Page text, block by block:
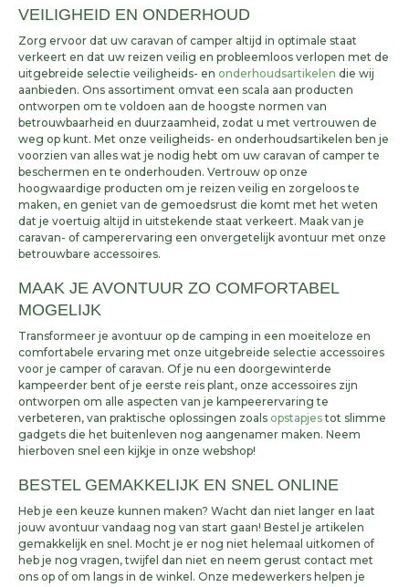
VEILIGHEID EN ONDERHOUD
Zorg ervoor dat uw caravan of camper altijd in optimale staat
verkeert en dat uw reizen veilig en probleemloos verlopen met de
uitgebreide selectie veiligheids- en onderhoudsartikelen die wij
aanbieden. Ons assortiment omvat een scala aan producten
ontworpen om te voldoen aan de hoogste normen van
betrouwbaarheid en duurzaamheid, zodat u met vertrouwen de
weg op kunt. Met onze veiligheids- en onderhoudsartikelen ben je
voorzien van alles wat je nodig hebt om uw caravan of camper te
beschermen en te onderhouden. Vertrouw op onze
hoogwaardige producten om je reizen veilig en zorgeloos te
maken, en geniet van de gemoedsrust die komt met het weten
dat je voertuig altijd in uitstekende staat verkeert. Maak van je
caravan- of camperervaring een onvergetelijk avontuur met onze
betrouwbare accessoires.
MAAK JE AVONTUUR ZO COMFORTABEL
MOGELIJK
Transformeer je avontuur op de camping in een moeiteloze en
comfortabele ervaring met onze uitgebreide selectie accessoires
voor je camper of caravan. Of je nu een doorgewinterde
kampeerder bent of je eerste reis plant, onze accessoires zijn
ontworpen om alle aspecten van je kampeerervaring te
verbeteren, van praktische oplossingen zoals opstapjestot slimme
gadgets die het buitenleven nog aangenamer maken. Neem
hierboven snel een kijkje in onze webshop!
BESTEL GEMAKKELIJK EN SNEL ONLINE
Heb je een keuze kunnen maken? Wacht dan niet langer en laat
jouw avontuur vandaag nog van start gaan! Bestel je artikelen
gemakkelijk en snel. Mocht je er nog niet helemaal uitkomen of
heb je nog vragen, twijfel dan niet en neem gerust contact met
ons op of om langs in de winkel. Onze medewerkers helpen je